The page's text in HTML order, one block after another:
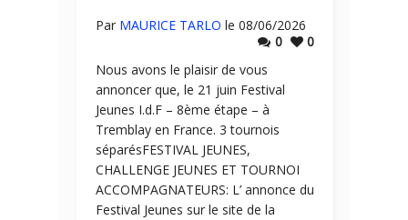
Par MAURICE TARLO le 08/06/2026
0
0
Nous avons le plaisir de vous
annoncer que, le 21 juin Festival
Jeunes I.d.F – 8ème étape – à
Tremblay en France. 3 tournois
séparésFESTIVAL JEUNES,
CHALLENGE JEUNES ET TOURNOI
ACCOMPAGNATEURS: L’ annonce du
Festival Jeunes sur le site de la